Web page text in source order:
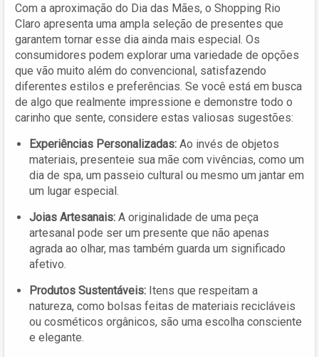
Com a aproximação do Dia das Mães, o Shopping Rio
Claro apresenta uma ampla seleção de presentes que
garantem tornar esse dia ainda mais especial. Os
consumidores podem explorar uma variedade de opções
que vão muito além do convencional, satisfazendo
diferentes estilos e preferências. Se você está em busca
de algo que realmente impressione e demonstre todo o
carinho que sente, considere estas valiosas sugestões:
Experiências Personalizadas: Ao invés de objetos
materiais, presenteie sua mãe com vivências, como um
dia de spa, um passeio cultural ou mesmo um jantar em
um lugar especial.
Joias Artesanais: A originalidade de uma peça
artesanal pode ser um presente que não apenas
agrada ao olhar, mas também guarda um significado
afetivo.
Produtos Sustentáveis: Itens que respeitam a
natureza, como bolsas feitas de materiais recicláveis
ou cosméticos orgânicos, são uma escolha consciente
e elegante.